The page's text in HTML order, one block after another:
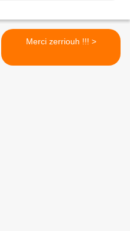
Merci zerriouh !!! >